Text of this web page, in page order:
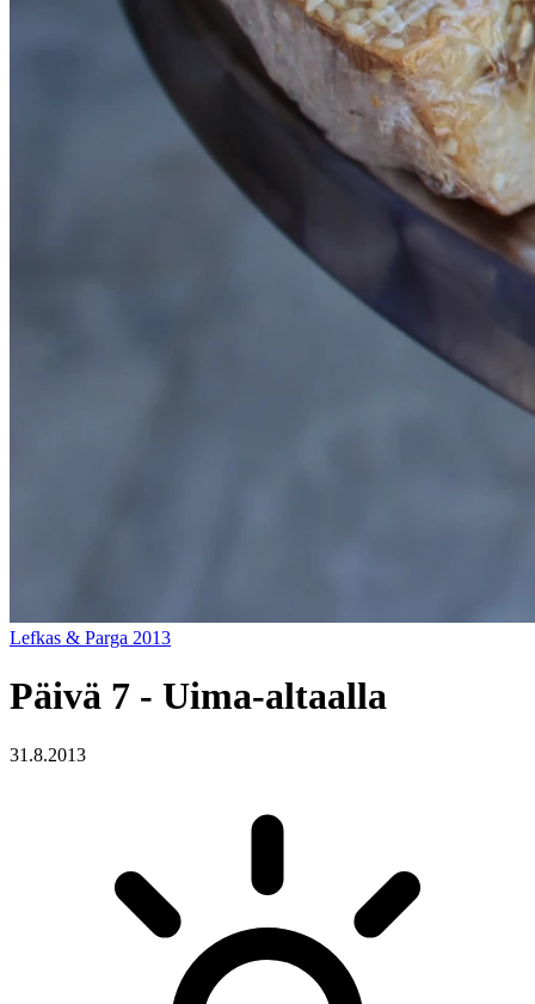
Lefkas & Parga 2013
Päivä 7 - Uima-altaalla
31.8.2013